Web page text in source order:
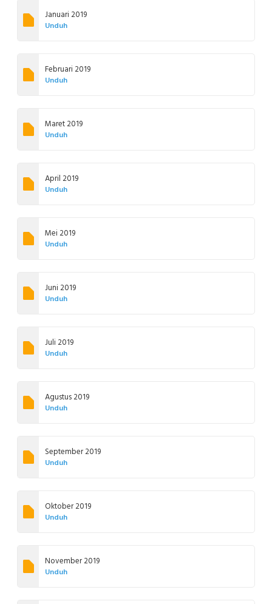
Januari 2019
Unduh
Februari 2019
Unduh
Maret 2019
Unduh
April 2019
Unduh
Mei 2019
Unduh
Juni 2019
Unduh
Juli 2019
Unduh
Agustus 2019
Unduh
September 2019
Unduh
Oktober 2019
Unduh
November 2019
Unduh